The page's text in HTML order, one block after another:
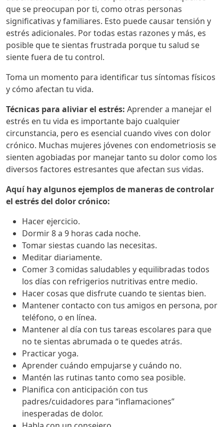
que se preocupan por ti, como otras personas
significativas y familiares. Esto puede causar tensión y
estrés adicionales. Por todas estas razones y más, es
posible que te sientas frustrada porque tu salud se
siente fuera de tu control.
Toma un momento para identificar tus síntomas físicos
y cómo afectan tu vida.
Técnicas para aliviar el estrés: Aprender a manejar el
estrés en tu vida es importante bajo cualquier
circunstancia, pero es esencial cuando vives con dolor
crónico. Muchas mujeres jóvenes con endometriosis se
sienten agobiadas por manejar tanto su dolor como los
diversos factores estresantes que afectan sus vidas.
Aquí hay algunos ejemplos de maneras de controlar
el estrés del dolor crónico:
Hacer ejercicio.
Dormir 8 a 9 horas cada noche.
Tomar siestas cuando las necesitas.
Meditar diariamente.
Comer 3 comidas saludables y equilibradas todos
los días con refrigerios nutritivas entre medio.
Hacer cosas que disfrute cuando te sientas bien.
Mantener contacto con tus amigos en persona, por
teléfono, o en línea.
Mantener al día con tus tareas escolares para que
no te sientas abrumada o te quedes atrás.
Practicar yoga.
Aprender cuándo empujarse y cuándo no.
Mantén las rutinas tanto como sea posible.
Planifica con anticipación con tus
padres/cuidadores para “inflamaciones”
inesperadas de dolor.